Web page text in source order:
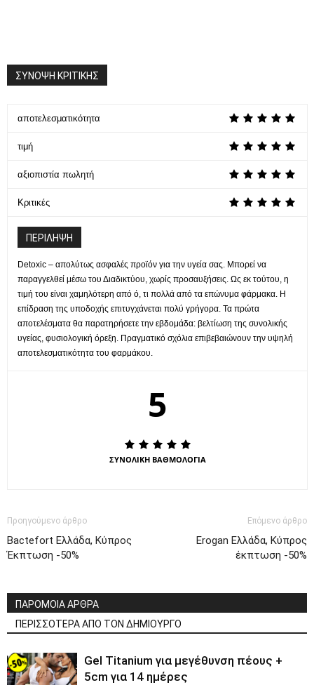
ΣΥΝΟΨΗ ΚΡΙΤΙΚΗΣ
αποτελεσματικότητα
τιμή
αξιοπιστία πωλητή
Κριτικές
ΠΕΡΙΛΗΨΗ
Detoxic – απολύτως ασφαλές προϊόν για την υγεία σας. Μπορεί να
παραγγελθεί μέσω του Διαδικτύου, χωρίς προσαυξήσεις. Ως εκ τούτου, η
τιμή του είναι χαμηλότερη από ό, τι πολλά από τα επώνυμα φάρμακα. Η
επίδραση της υποδοχής επιτυγχάνεται πολύ γρήγορα. Τα πρώτα
αποτελέσματα θα παρατηρήσετε την εβδομάδα: βελτίωση της συνολικής
υγείας, φυσιολογική όρεξη. Πραγματικό σχόλια επιβεβαιώνουν την υψηλή
αποτελεσματικότητα του φαρμάκου.
5
ΣΥΝΟΛΙΚΗ ΒΑΘΜΟΛΟΓΙΑ
Προηγούμενο άρθρο
Bactefort Ελλάδα, Κύπρος
Έκπτωση -50%
Επόμενο άρθρο
Erogan Ελλάδα, Κύπρος
έκπτωση -50%
ΠΑΡΟΜΟΙΑ ΑΡΘΡΑ
ΠΕΡΙΣΣΟΤΕΡΑ ΑΠΟ ΤΟΝ ΔΗΜΙΟΥΡΓΟ
Gel Titanium για μεγέθυνση πέους +
5cm για 14 ημέρες